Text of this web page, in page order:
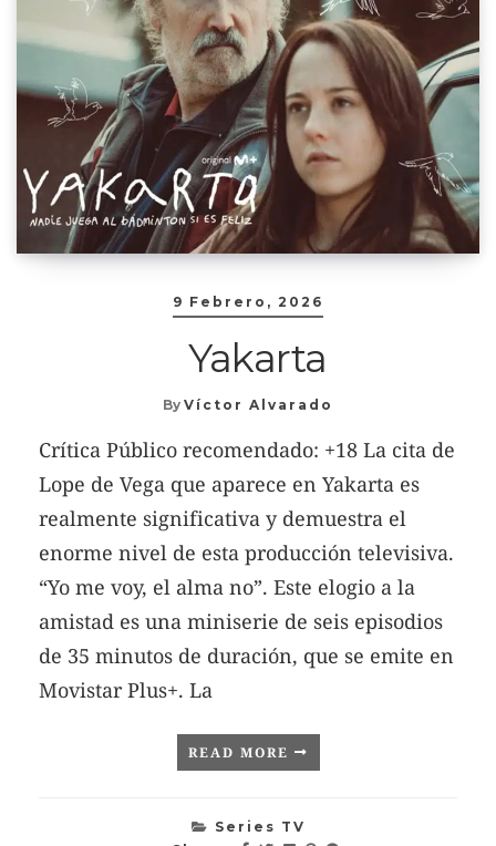
9 Febrero, 2026
Yakarta
By Víctor Alvarado
Crítica Público recomendado: +18 La cita de
Lope de Vega que aparece en Yakarta es
realmente significativa y demuestra el
enorme nivel de esta producción televisiva.
“Yo me voy, el alma no”. Este elogio a la
amistad es una miniserie de seis episodios
de 35 minutos de duración, que se emite en
Movistar Plus+. La
READ MORE
Series TV